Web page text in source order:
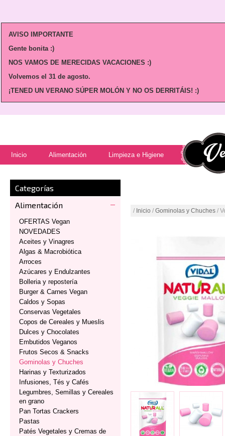
AVISO IMPORTANTE
Gente bonita :)
NOS VAMOS DE MERECIDAS VACACIONES :)
Volvemos el 31 de agosto.
¡TENED UN VERANO SÚPER MOLÓN Y NO OS DERRITÁIS! :)
Inicio Alimentación Limpieza e Higiene
Categorías
Alimentación
OFERTAS Vegan
NOVEDADES
Aceites y Vinagres
Algas & Macrobiótica
Arroces
Azúcares y Endulzantes
Bolleria y repostería
Burger & Carnes Vegan
Caldos y Sopas
Conservas Vegetales
Copos de Cereales y Mueslis
Dulces y Chocolates
Embutidos Veganos
Frutos Secos & Snacks
Gominolas y Chuches
Harinas y Texturizados
Infusiones, Tés y Cafés
Legumbres, Semillas y Cereales
en grano
Pan Tortas Crackers
Pastas
Patés Vegetales y Cremas de
/ Inicio / Gominolas y Chuches /